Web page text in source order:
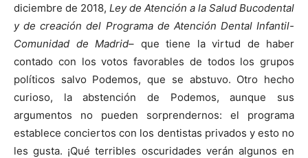
diciembre de 2018, Ley de Atención a la Salud Bucodental
y de creación del Programa de Atención Dental Infantil-
Comunidad de Madrid– que tiene la virtud de haber
contado con los votos favorables de todos los grupos
políticos salvo Podemos, que se abstuvo. Otro hecho
curioso, la abstención de Podemos, aunque sus
argumentos no pueden sorprendernos: el programa
establece conciertos con los dentistas privados y esto no
les gusta. ¡Qué terribles oscuridades verán algunos en